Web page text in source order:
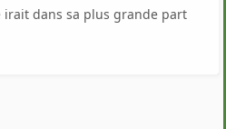
irait dans sa plus grande part